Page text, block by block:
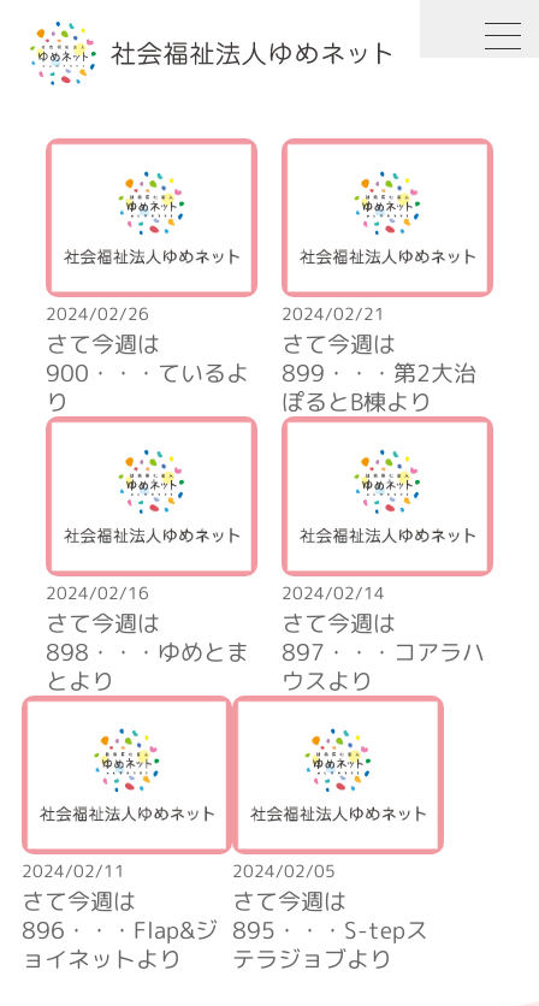
HOME
2024/02/26
さて今週は
900・・・ているよ
り
2024/02/21
さて今週は
899・・・第2大治
ぽるとB棟より
2024/02/16
さて今週は
898・・・ゆめとま
とより
2024/02/14
さて今週は
897・・・コアラハ
ウスより
2024/02/11
さて今週は
896・・・Flap&ジ
ョイネットより
2024/02/05
さて今週は
895・・・S-tepス
テラジョブより